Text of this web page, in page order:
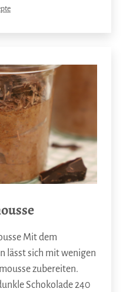
Mit dem
lässt sich mit wenigen
zubereiten.
Schokolade 240